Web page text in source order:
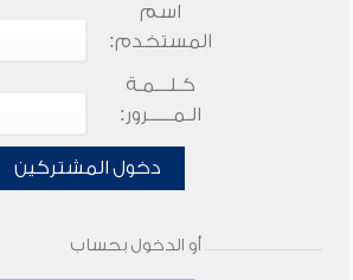
اسم
المستخدم:
كـلـــمـة
الـمـــــرور:
دخول المشتركين
أو الدخول بحساب